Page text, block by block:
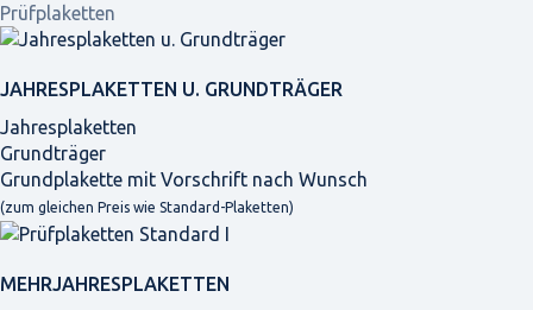
Prüfplaketten
JAHRES­PLAKETTEN U. GRUNDTRÄGER
Jahresplaketten
Grundträger
Grundplakette mit Vorschrift nach Wunsch
(zum gleichen Preis wie Standard-Plaketten)
MEHRJAHRES­PLAKETTEN